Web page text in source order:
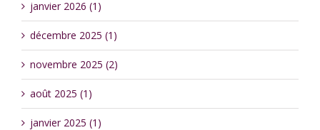
janvier 2026 (1)
décembre 2025 (1)
novembre 2025 (2)
août 2025 (1)
janvier 2025 (1)